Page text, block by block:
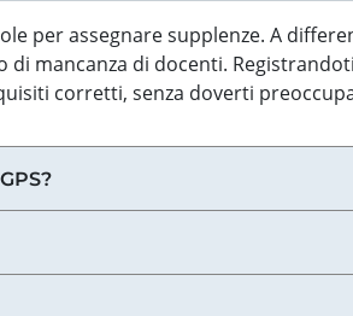
per assegnare supplenze. A
mancanza di docenti.
corretti, senza doverti